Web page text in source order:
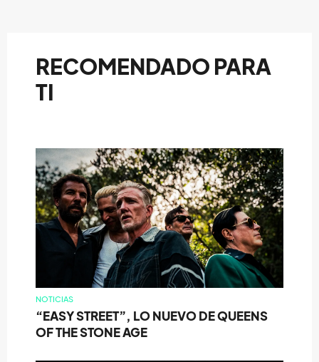
RECOMENDADO PARA
TI
NOTICIAS
“EASY STREET”, LO NUEVO DE QUEENS
OF THE STONE AGE